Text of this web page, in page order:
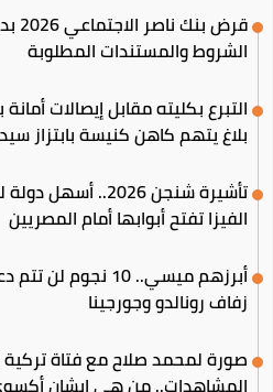
قرض
الشروط والمستندات المطلوبة
بلاغ يتهم كاهن كنيسة بابتزاز
تأشيرة شنجن 2026..
الفيزا تفتح أبوابها أمام المصريين
أبرزهم ميسي.. 10
زفاف رونالدو وجورجينا
صورة لمحمد صلاح مع فتاة تركية
المشاهدات.. من هي إيشان